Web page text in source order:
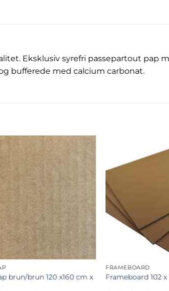
Eksklusiv syrefri passepartout pap
bufferede med calcium carbonat.
brun/brun 120 x160 cm x
FRAMEBOARD
Frameboard 102